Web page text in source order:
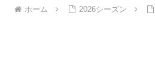
ホーム 2026シーズン